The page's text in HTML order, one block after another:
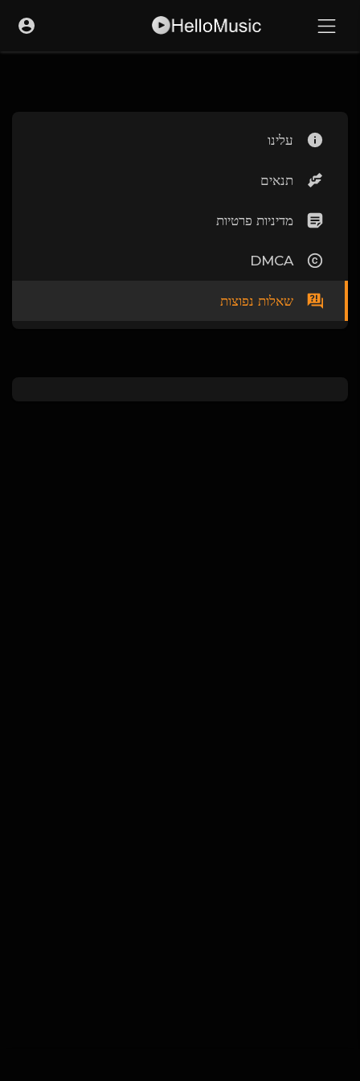
עלינו
תנאים
מדיניות פרטיות
DMCA
שאלות נפוצות